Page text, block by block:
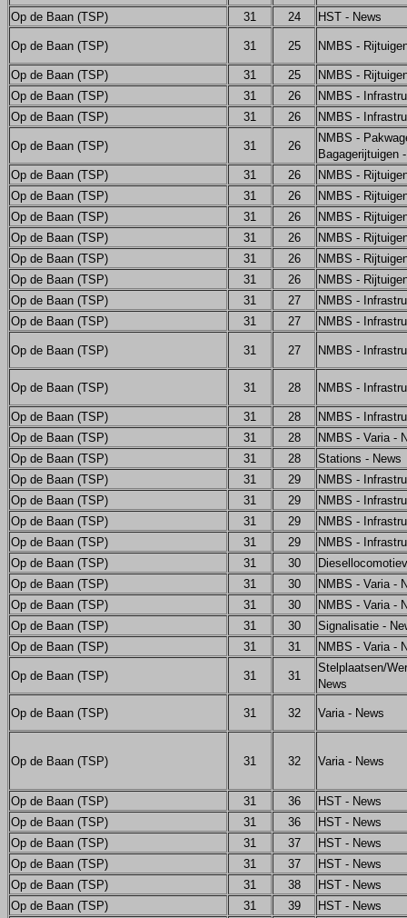
Op de Baan (TSP)
31 24 HST - News
Op de Baan (TSP) 31 25 NMBS -
Op de Baan (TSP) 31 25
NMBS -
Op de Baan (TSP)
31 26
NMBS -
Op de Baan (TSP)
31 26 NMBS -
Op de Baan (TSP) 31 26
NMBS -
Bagagerijtuigen
Op de Baan (TSP)
31 26
NMBS -
Op de Baan (TSP)
31 26
NMBS -
Op de Baan (TSP)
31 26
NMBS -
Op de Baan (TSP)
31 26
NMBS -
Op de Baan (TSP)
31 26
NMBS -
Op de Baan (TSP)
31 26
NMBS -
Op de Baan (TSP)
31 27
NMBS -
Op de Baan (TSP)
31 27 NMBS -
Op de Baan (TSP) 31 27 NMBS -
Op de Baan (TSP) 31 28 NMBS -
Op de Baan (TSP) 31 28
NMBS -
Op de Baan (TSP)
31 28
NMBS - Varia -
Op de Baan (TSP)
31 28
Stations - News
Op de Baan (TSP)
31 29
NMBS -
Op de Baan (TSP)
31 29
NMBS -
Op de Baan (TSP)
31 29
NMBS -
Op de Baan (TSP)
31 29
NMBS -
Op de Baan (TSP)
31 30
Op de Baan (TSP)
31 30
NMBS - Varia -
Op de Baan (TSP)
31 30
NMBS - Varia -
Op de Baan (TSP)
31 30
Signalisatie -
Op de Baan (TSP)
31 31 NMBS - Varia -
Op de Baan (TSP) 31 31
Stelplaatsen/
News
Op de Baan (TSP) 31 32 Varia - News
Op de Baan (TSP) 31 32 Varia - News
Op de Baan (TSP) 31 36
HST - News
Op de Baan (TSP)
31 36
HST - News
Op de Baan (TSP)
31 37
HST - News
Op de Baan (TSP)
31 37
HST - News
Op de Baan (TSP)
31 38
HST - News
Op de Baan (TSP)
31 39 HST - News